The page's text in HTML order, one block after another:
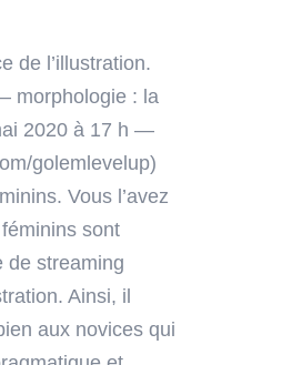
de l’illustration.
morphologie : la
2020 à 17 h —
golemlevelup)
Vous l’avez
sont
de streaming
Ainsi, il
aux novices qui